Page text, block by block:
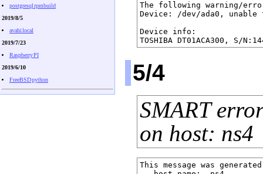
The following warning/
Device: /dev/ada0, unable
Device info:
5/4
SMART
on host: ns4
This message was
postgresql rpmbuild
2019/8/5
avahi local
2019/7/23
Raspberry PI
2019/6/10
FreeBSD python